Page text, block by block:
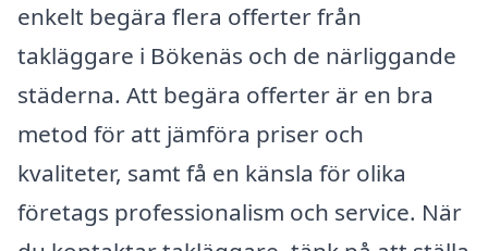
enkelt begära flera offerter från
takläggare i Bökenäs och de närliggande
städerna. Att begära offerter är en bra
metod för att jämföra priser och
kvaliteter, samt få en känsla för olika
företags professionalism och service. När